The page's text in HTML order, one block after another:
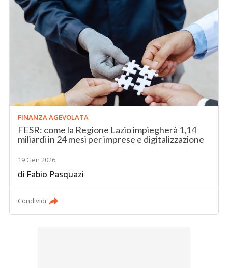
FINANZA AGEVOLATA
FESR: come la Regione Lazio impiegherà 1,14
miliardi in 24 mesi per imprese e digitalizzazione
19 Gen 2026
di Fabio Pasquazi
Condividi